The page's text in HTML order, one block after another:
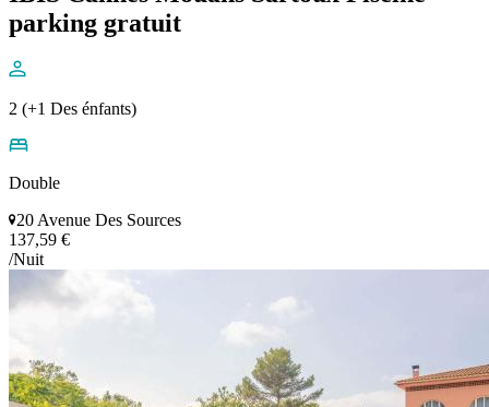
parking gratuit
2 (+1 Des énfants)
Double
20 Avenue Des Sources
137,59 €
/Nuit